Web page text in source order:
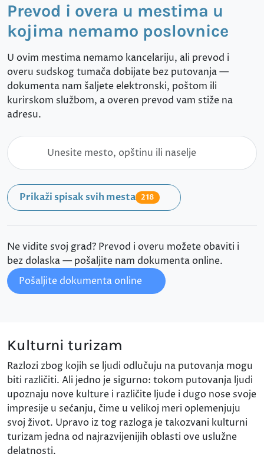
Prevod i overa u mestima u
kojima nemamo poslovnice
U ovim mestima nemamo kancelariju, ali prevod i
overu sudskog tumača dobijate bez putovanja —
dokumenta nam šaljete elektronski, poštom ili
kurirskom službom, a overen prevod vam stiže na
adresu.
Prikaži spisak svih mesta 218
Ne vidite svoj grad? Prevod i overu možete obaviti i
bez dolaska — pošaljite nam dokumenta online.
Pošaljite dokumenta online
Kulturni turizam
Razlozi zbog kojih se ljudi odlučuju na putovanja mogu
biti različiti. Ali jedno je sigurno: tokom putovanja ljudi
upoznaju nove kulture i različite ljude i dugo nose svoje
impresije u sećanju, čime u velikoj meri oplemenjuju
svoj život. Upravo iz tog razloga je takozvani kulturni
turizam jedna od najrazvijenijih oblasti ove uslužne
delatnosti.